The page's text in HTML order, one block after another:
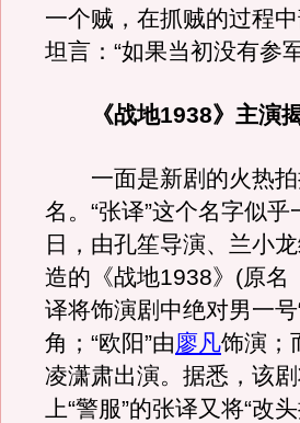
一个贼，在抓贼的过程
坦言：“如果当初没有参
《战地1938》主演
一面是新剧的火热拍
名。“张译”这个名字似
日，由孔笙导演、兰小
造的《战地1938》(原名
译将饰演剧中绝对男一号
角；“欧阳”由廖凡饰演；
凌潇肃出演。据悉，该
上“警服”的张译又将“改头